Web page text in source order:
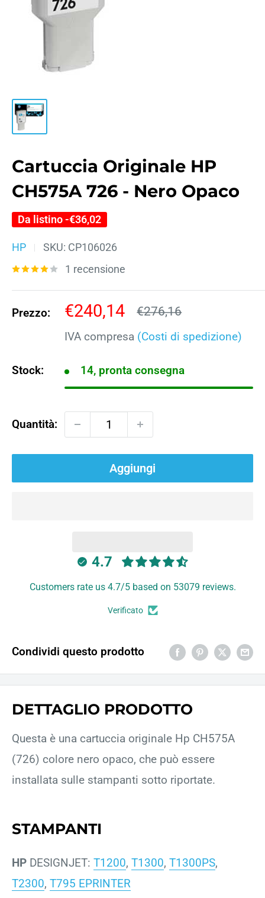
Cartuccia Originale HP
CH575A 726 - Nero Opaco
Da listino -€36,02
HP SKU: CP106026
1 recensione
Prezzo:
Prezzo
scontato
€240,14 Prezzo
€276,16
IVA compresa (Costi di spedizione)
Stock: 14, pronta consegna
Quantità:
Aggiungi
4.7
Customers rate us 4.7/5 based on 53079 reviews.
Verificato
Condividi questo prodotto
DETTAGLIO PRODOTTO
Questa è una cartuccia originale Hp CH575A
(726) colore nero opaco, che può essere
installata sulle stampanti sotto riportate.
STAMPANTI
HP DESIGNJET: T1200, T1300, T1300PS,
T2300, T795 EPRINTER